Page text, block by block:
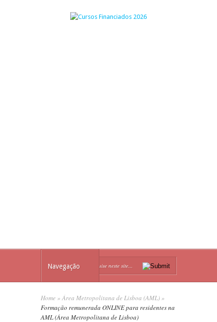
Navegação
Home » Área Metropolitana de Lisboa (AML)»
Formação remunerada ONLINE para residentes na
AML (Área Metropolitana de Lisboa)